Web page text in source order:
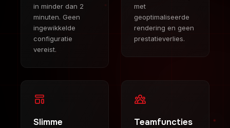
in minder dan 2
minuten. Geen
ingewikkelde
configuratie
vereist.
met
geoptimaliseerde
rendering en geen
prestatieverlies.
Slimme
Teamfuncties